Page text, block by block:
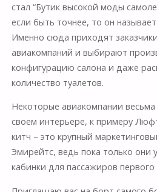
стал “Бутик высокой моды
если быть точнее, то он
Именно сюда приходят
авиакомпаний и выбирают
конфигурацию салона и даже
количество туалетов.
Некоторые авиакомпании
своем интерьере, к примеру
китч – это крупный
Эмирейтс, ведь пока только они
кабинки для пассажиров первого